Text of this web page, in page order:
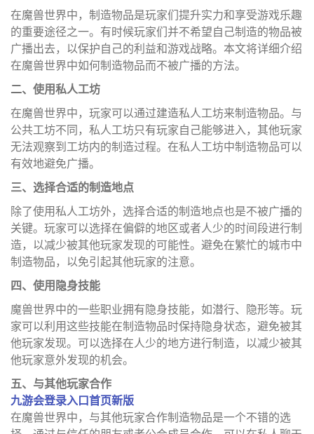
在魔兽世界中，制造物品是玩家们提升实力和享受游戏乐趣
的重要途径之一。有时候玩家们并不希望自己制造的物品被
广播出去，以保护自己的利益和游戏战略。本文将详细介绍
在魔兽世界中如何制造物品而不被广播的方法。
二、使用私人工坊
在魔兽世界中，玩家可以通过建造私人工坊来制造物品。与
公共工坊不同，私人工坊只有玩家自己能够进入，其他玩家
无法观察到工坊内的制造过程。在私人工坊中制造物品可以
有效地避免广播。
三、选择合适的制造地点
除了使用私人工坊外，选择合适的制造地点也是不被广播的
关键。玩家可以选择在偏僻的地区或者人少的时间段进行制
造，以减少被其他玩家发现的可能性。避免在繁忙的城市中
制造物品，以免引起其他玩家的注意。
四、使用隐身技能
魔兽世界中的一些职业拥有隐身技能，如潜行、隐形等。玩
家可以利用这些技能在制造物品时保持隐身状态，避免被其
他玩家发现。可以选择在人少的地方进行制造，以减少被其
他玩家意外发现的机会。
五、与其他玩家合作
九游会登录入口首页新版
在魔兽世界中，与其他玩家合作制造物品是一个不错的选